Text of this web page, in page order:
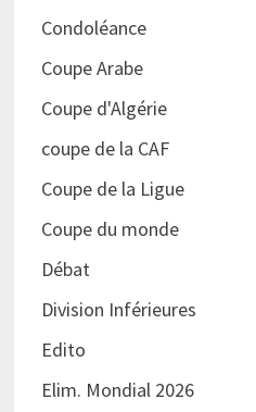
Condoléance
Coupe Arabe
Coupe d'Algérie
coupe de la CAF
Coupe de la Ligue
Coupe du monde
Débat
Division Inférieures
Edito
Elim. Mondial 2026